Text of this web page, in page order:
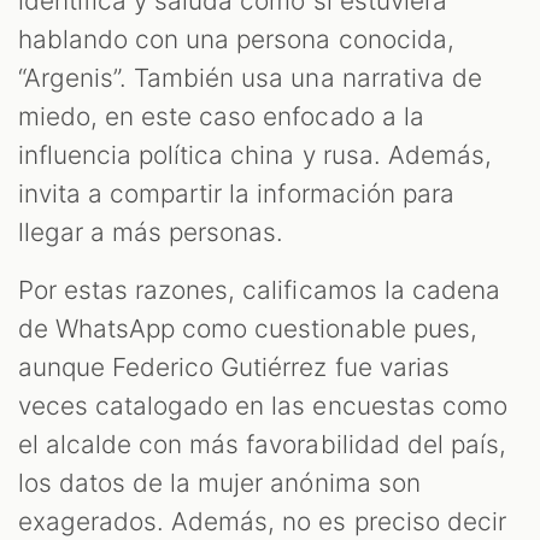
hablando con una persona conocida,
“Argenis”. También usa una narrativa de
miedo, en este caso enfocado a la
influencia política china y rusa. Además,
invita a compartir la información para
llegar a más personas.
Por estas razones, calificamos la cadena
de WhatsApp como cuestionable pues,
aunque Federico Gutiérrez fue varias
veces catalogado en las encuestas como
el alcalde con más favorabilidad del país,
los datos de la mujer anónima son
exagerados. Además, no es preciso decir